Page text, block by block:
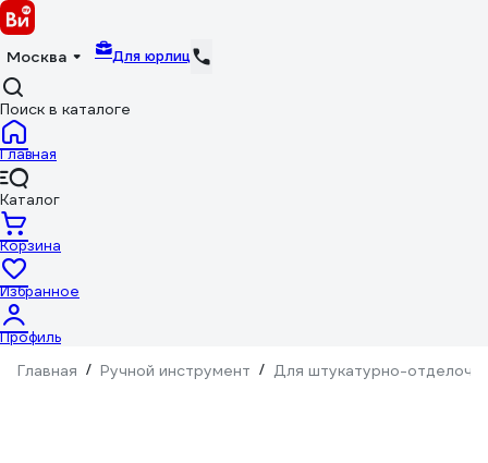
Москва Для юрлиц
Поиск в каталоге
Главная
Каталог
Корзина
Избранное
Профиль
Главная / Ручной инструмент / Для штукатурно-